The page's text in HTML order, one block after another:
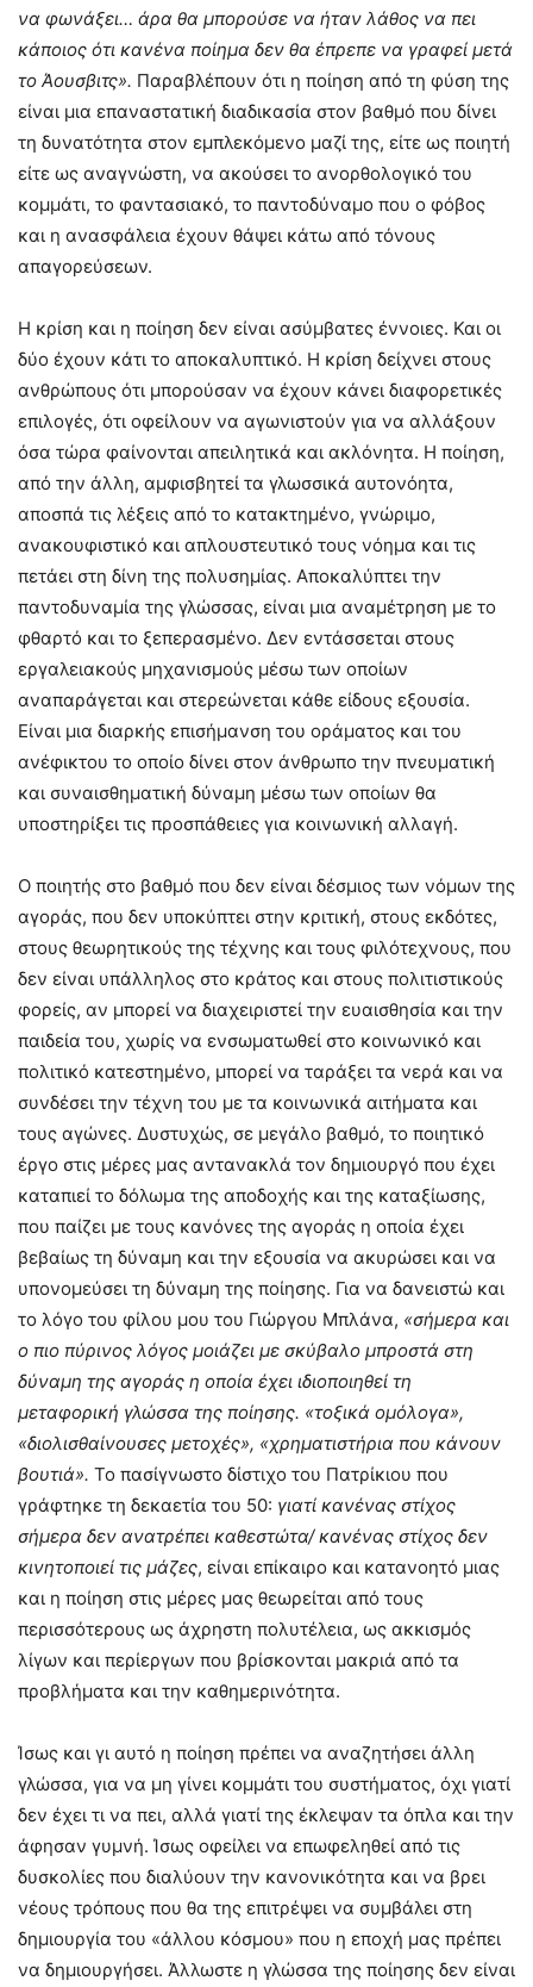
να φωνάξει… άρα θα μπορούσε να ήταν λάθος να πει
κάποιος ότι κανένα ποίημα δεν θα έπρεπε να γραφεί μετά
το Άουσβιτς». Παραβλέπουν ότι η ποίηση από τη φύση της
είναι μια επαναστατική διαδικασία στον βαθμό που δίνει
τη δυνατότητα στον εμπλεκόμενο μαζί της, είτε ως ποιητή
είτε ως αναγνώστη, να ακούσει το ανορθολογικό του
κομμάτι, το φαντασιακό, το παντοδύναμο που ο φόβος
και η ανασφάλεια έχουν θάψει κάτω από τόνους
απαγορεύσεων.
Η κρίση και η ποίηση δεν είναι ασύμβατες έννοιες. Και οι
δύο έχουν κάτι το αποκαλυπτικό. Η κρίση δείχνει στους
ανθρώπους ότι μπορούσαν να έχουν κάνει διαφορετικές
επιλογές, ότι οφείλουν να αγωνιστούν για να αλλάξουν
όσα τώρα φαίνονται απειλητικά και ακλόνητα. Η ποίηση,
από την άλλη, αμφισβητεί τα γλωσσικά αυτονόητα,
αποσπά τις λέξεις από το κατακτημένο, γνώριμο,
ανακουφιστικό και απλουστευτικό τους νόημα και τις
πετάει στη δίνη της πολυσημίας. Αποκαλύπτει την
παντοδυναμία της γλώσσας, είναι μια αναμέτρηση με το
φθαρτό και το ξεπερασμένο. Δεν εντάσσεται στους
εργαλειακούς μηχανισμούς μέσω των οποίων
αναπαράγεται και στερεώνεται κάθε είδους εξουσία.
Είναι μια διαρκής επισήμανση του οράματος και του
ανέφικτου το οποίο δίνει στον άνθρωπο την πνευματική
και συναισθηματική δύναμη μέσω των οποίων θα
υποστηρίξει τις προσπάθειες για κοινωνική αλλαγή.
Ο ποιητής στο βαθμό που δεν είναι δέσμιος των νόμων της
αγοράς, που δεν υποκύπτει στην κριτική, στους εκδότες,
στους θεωρητικούς της τέχνης και τους φιλότεχνους, που
δεν είναι υπάλληλος στο κράτος και στους πολιτιστικούς
φορείς, αν μπορεί να διαχειριστεί την ευαισθησία και την
παιδεία του, χωρίς να ενσωματωθεί στο κοινωνικό και
πολιτικό κατεστημένο, μπορεί να ταράξει τα νερά και να
συνδέσει την τέχνη του με τα κοινωνικά αιτήματα και
τους αγώνες. Δυστυχώς, σε μεγάλο βαθμό, το ποιητικό
έργο στις μέρες μας αντανακλά τον δημιουργό που έχει
καταπιεί το δόλωμα της αποδοχής και της καταξίωσης,
που παίζει με τους κανόνες της αγοράς η οποία έχει
βεβαίως τη δύναμη και την εξουσία να ακυρώσει και να
υπονομεύσει τη δύναμη της ποίησης. Για να δανειστώ και
το λόγο του φίλου μου του Γιώργου Μπλάνα, «σήμερα και
ο πιο πύρινος λόγος μοιάζει με σκύβαλο μπροστά στη
δύναμη της αγοράς η οποία έχει ιδιοποιηθεί τη
μεταφορική γλώσσα της ποίησης. «τοξικά ομόλογα»,
«διολισθαίνουσες μετοχές», «χρηματιστήρια που κάνουν
βουτιά». Το πασίγνωστο δίστιχο του Πατρίκιου που
γράφτηκε τη δεκαετία του 50: γιατί κανένας στίχος
σήμερα δεν ανατρέπει καθεστώτα/ κανένας στίχος δεν
κινητοποιεί τις μάζες, είναι επίκαιρο και κατανοητό μιας
και η ποίηση στις μέρες μας θεωρείται από τους
περισσότερους ως άχρηστη πολυτέλεια, ως ακκισμός
λίγων και περίεργων που βρίσκονται μακριά από τα
προβλήματα και την καθημερινότητα.
Ίσως και γι αυτό η ποίηση πρέπει να αναζητήσει άλλη
γλώσσα, για να μη γίνει κομμάτι του συστήματος, όχι γιατί
δεν έχει τι να πει, αλλά γιατί της έκλεψαν τα όπλα και την
άφησαν γυμνή. Ίσως οφείλει να επωφεληθεί από τις
δυσκολίες που διαλύουν την κανονικότητα και να βρει
νέους τρόπους που θα της επιτρέψει να συμβάλει στη
δημιουργία του «άλλου κόσμου» που η εποχή μας πρέπει
να δημιουργήσει. Άλλωστε η γλώσσα της ποίησης δεν είναι